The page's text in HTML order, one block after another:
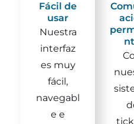
Fácil de
usar
Nuestra
interfaz
es muy
fácil,
navegabl
e e